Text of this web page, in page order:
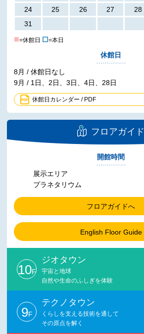
24
25 26 27 28
31
■=休館日 ☐=本日
休館日
8月 / 休館日なし
9月 / 1日、2日、3日、4日、28日
休館日カレンダー / PDF
フロアガイド
開館時間
展示エリア
プラネタリウム
フロアガイドへ
English Floor Guide
10F
ジオタウン
宇宙と地球
自然や生命のふしぎを体験
9F
テクノタウン
くらしを支える技術を通して
その原点を解く